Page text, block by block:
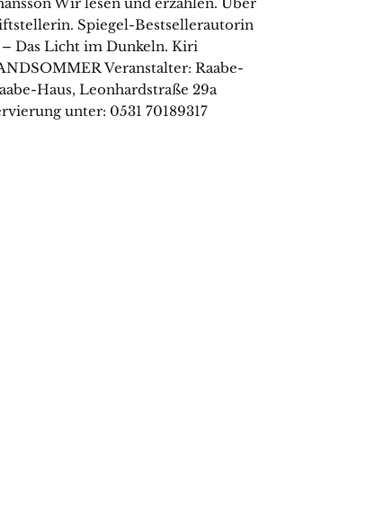
Spiegel-Bestsellerautorin
Das Licht im Dunkeln. Kiri
Veranstalter: Raabe-
Haus, Leonhardstraße 29a
unter: 0531 70189317